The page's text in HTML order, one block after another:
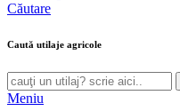
Căutare
Caută utilaje agricole
Meniu